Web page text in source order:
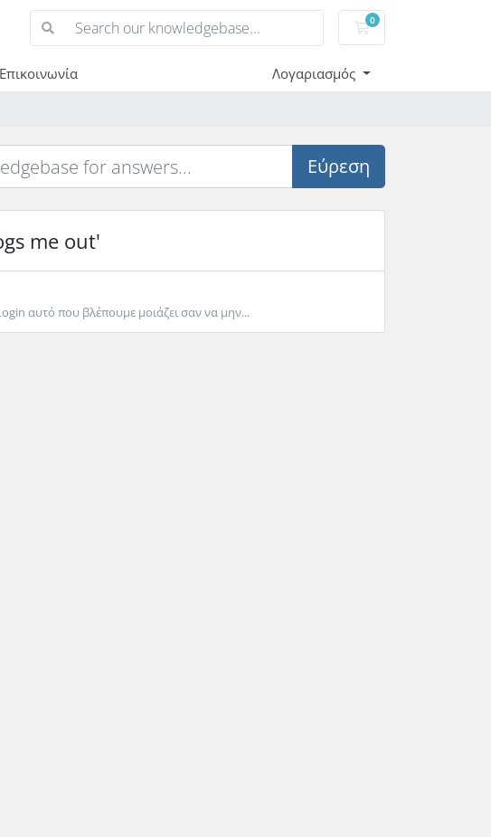
0
Καλάθι αγορών
Επικοινωνία Λογαριασμός
Εύρεση
me out'
αυτό που βλέπουμε μοιάζει σαν να μην...